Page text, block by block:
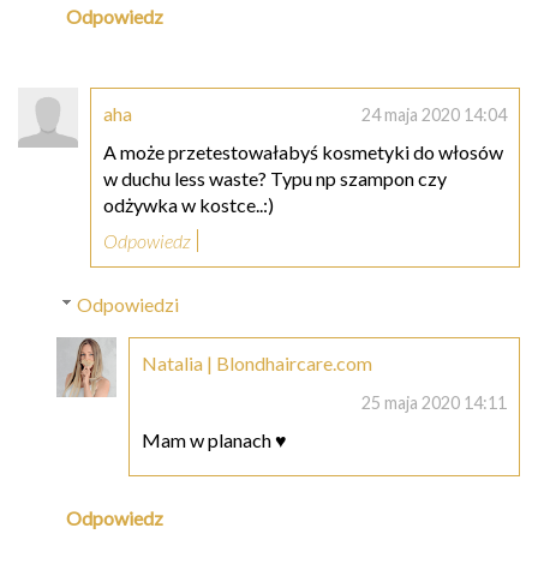
Odpowiedz
aha 24 maja 2020 14:04
A może przetestowałabyś kosmetyki do włosów
w duchu less waste? Typu np szampon czy
odżywka w kostce..:)
Odpowiedz
Odpowiedzi
Natalia | Blondhaircare.com
25 maja 2020 14:11
Mam w planach ♥
Odpowiedz